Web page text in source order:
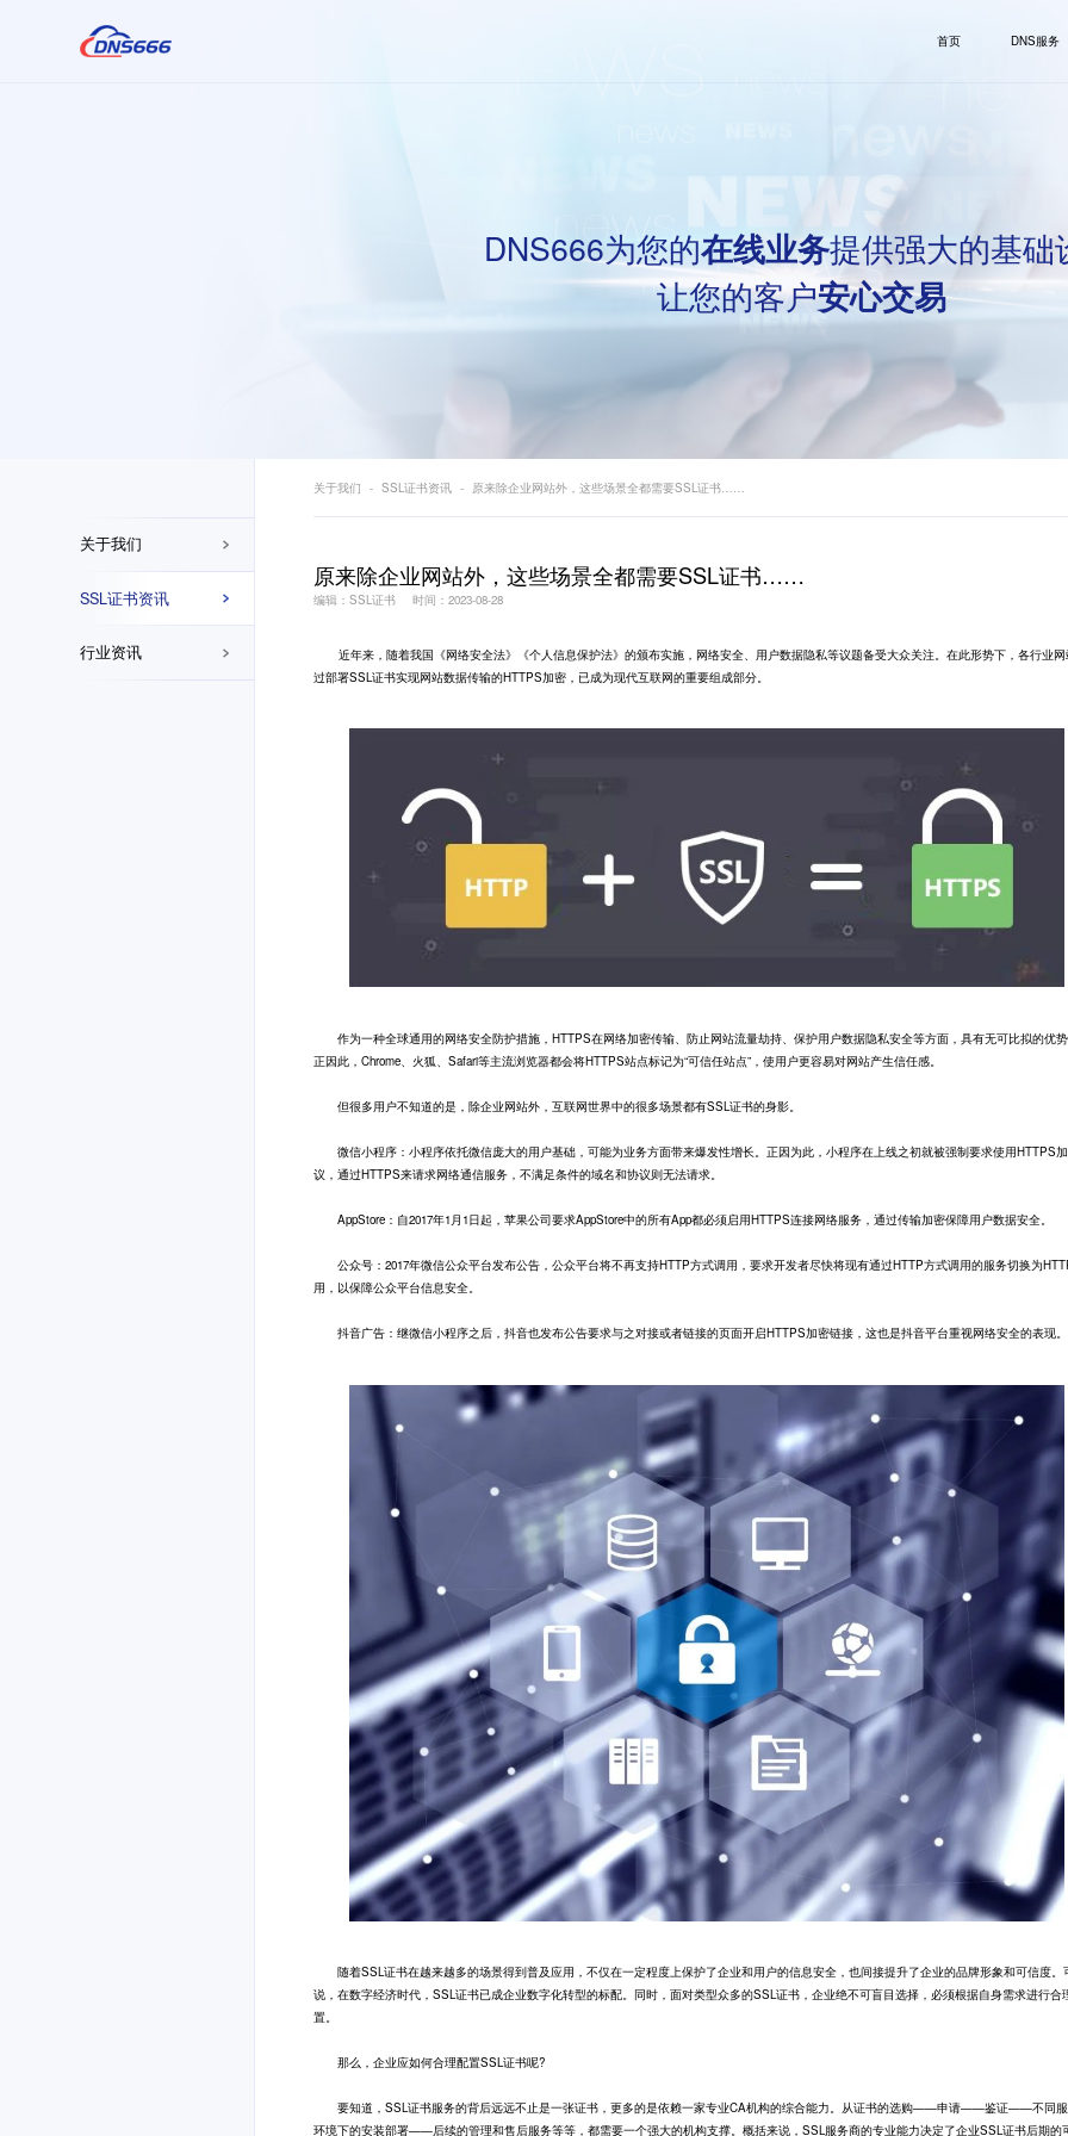
首页 DNS服务
DNS666为您的在线业务提供强大的基础
让您的客户安心交易
关于我们
SSL证书资讯
行业资讯
关于我们 SSL证书资讯 原来除企业网站外，这些场景全都需要SSL证书……
原来除企业网站外，这些场景全都需要SSL证书……
编辑：SSL证书 时间：2023-08-28
近年来，随着我国《网络安全法》《个人信息保护法》的颁布实施，网络安全、用户数据隐私等议题备受大众关注。在此形势下，各行业网
过部署SSL证书实现网站数据传输的HTTPS加密，已成为现代互联网的重要组成部分。
作为一种全球通用的网络安全防护措施，HTTPS在网络加密传输、防止网站流量劫持、保护用户数据隐私安全等方面，具有无可比拟的优
正因此，Chrome、火狐、Safari等主流浏览器都会将HTTPS站点标记为“可信任站点”，使用户更容易对网站产生信任感。
但很多用户不知道的是，除企业网站外，互联网世界中的很多场景都有SSL证书的身影。
微信小程序：小程序依托微信庞大的用户基础，可能为业务方面带来爆发性增长。正因为此，小程序在上线之初就被强制要求使用HTTPS
议，通过HTTPS来请求网络通信服务，不满足条件的域名和协议则无法请求。
AppStore：自2017年1月1日起，苹果公司要求AppStore中的所有App都必须启用HTTPS连接网络服务，通过传输加密保障用户数据安全。
公众号：2017年微信公众平台发布公告，公众平台将不再支持HTTP方式调用，要求开发者尽快将现有通过HTTP方式调用的服务切换为
用，以保障公众平台信息安全。
抖音广告：继微信小程序之后，抖音也发布公告要求与之对接或者链接的页面开启HTTPS加密链接，这也是抖音平台重视网络安全的表现。
随着SSL证书在越来越多的场景得到普及应用，不仅在一定程度上保护了企业和用户的信息安全，也间接提升了企业的品牌形象和可信度。
说，在数字经济时代，SSL证书已成企业数字化转型的标配。同时，面对类型众多的SSL证书，企业绝不可盲目选择，必须根据自身需求进行合
置。
那么，企业应如何合理配置SSL证书呢?
要知道，SSL证书服务的背后远远不止是一张证书，更多的是依赖一家专业CA机构的综合能力。从证书的选购——申请——鉴证——不同
环境下的安装部署——后续的管理和售后服务等等，都需要一个强大的机构支撑。概括来说，SSL服务商的专业能力决定了企业SSL证书后期的